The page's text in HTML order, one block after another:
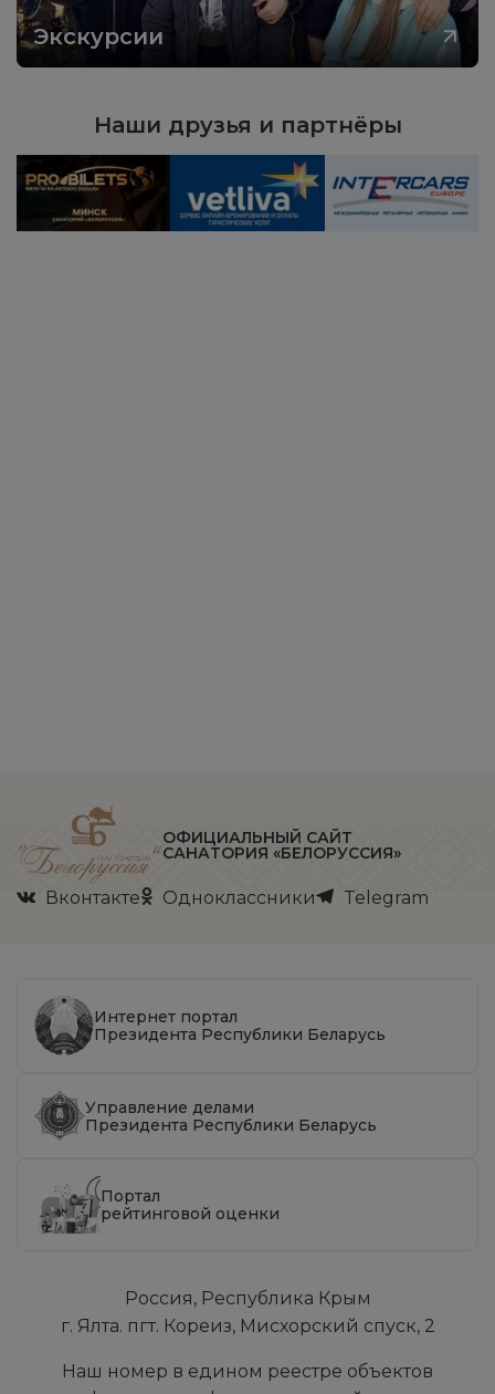
Экскурсии
Наши друзья и партнёры
ОФИЦИАЛЬНЫЙ САЙТ
САНАТОРИЯ «БЕЛОРУССИЯ»
Вконтакте Одноклассники Telegram
Интернет портал
Президента Республики Беларусь
Управление делами
Президента Республики Беларусь
Портал
рейтинговой оценки
Россия, Республика Крым
г. Ялта. пгт. Кореиз, Мисхорский спуск, 2
Наш номер в едином реестре объектов